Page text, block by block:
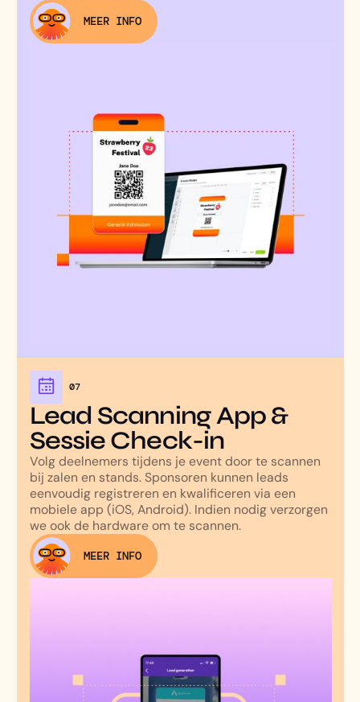
MEER INFO
07
Lead Scanning App &
Sessie Check-in
Volg deelnemers tijdens je event door te scannen
bij zalen en stands. Sponsoren kunnen leads
eenvoudig registreren en kwalificeren via een
mobiele app (iOS, Android). Indien nodig verzorgen
we ook de hardware om te scannen.
MEER INFO